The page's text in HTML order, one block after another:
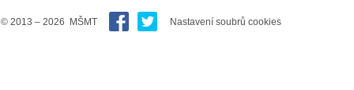
© 2013 – 2026 MŠMT Nastavení soubrů cookies